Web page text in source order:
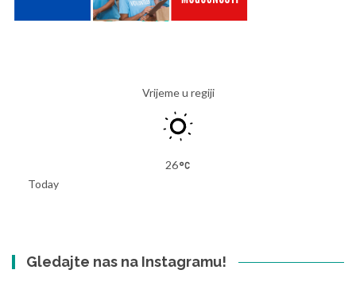
Vrijeme u regiji
26
Today
Gledajte nas na Instagramu!